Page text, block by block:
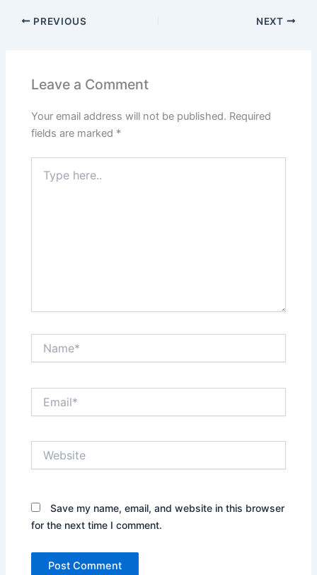
PREVIOUS NEXT
Leave a Comment
Your email address will not be published. Required
fields are marked *
here..
Save my name, email, and website in this browser
for the next time I comment.